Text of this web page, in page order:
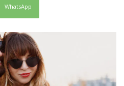
WhatsApp